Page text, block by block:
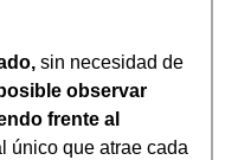
sin necesidad de
observar
frente al
único que atrae cada